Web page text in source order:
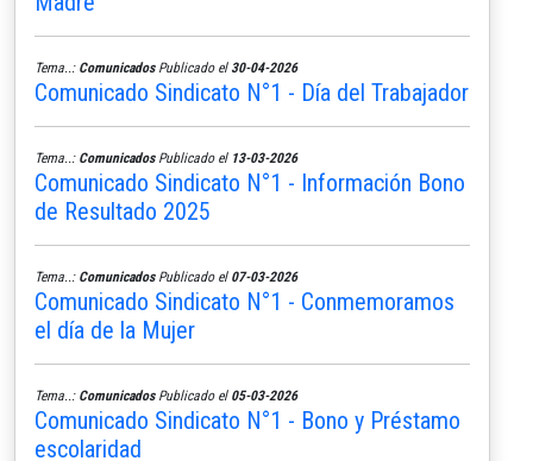
Tema..: ComunicadosPublicado el 30-04-2026
Comunicado Sindicato N°1 - Día del Trabajador
Tema..: ComunicadosPublicado el 13-03-2026
Comunicado Sindicato N°1 - Información Bono
de Resultado 2025
Tema..: ComunicadosPublicado el 07-03-2026
Comunicado Sindicato N°1 - Conmemoramos
el día de la Mujer
Tema..: ComunicadosPublicado el 05-03-2026
Comunicado Sindicato N°1 - Bono y Préstamo
escolaridad